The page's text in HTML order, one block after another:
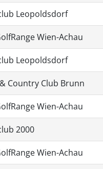
Leopoldsdorf
Wien-Achau
Leopoldsdorf
Country Club Brunn
Wien-Achau
2000
Wien-Achau